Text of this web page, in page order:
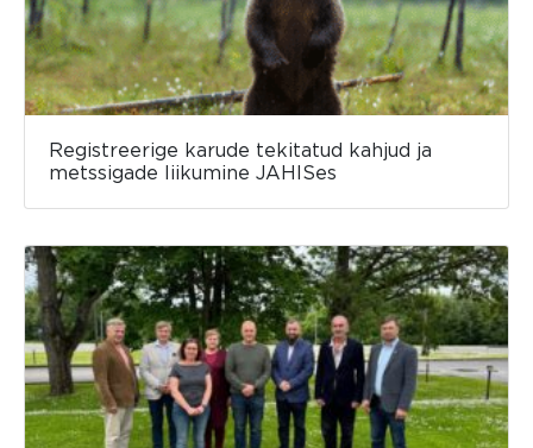
Registreerige karude tekitatud kahjud ja
metssigade liikumine JAHISes